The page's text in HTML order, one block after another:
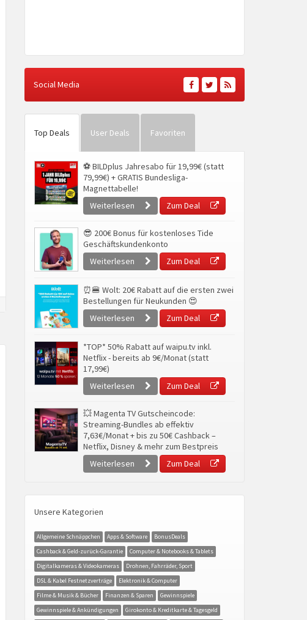
Social Media
Top Deals User Deals Favoriten
⚽ BILDplus Jahresabo für 19,99€ (statt
79,99€) + GRATIS Bundesliga-
Magnettabelle!
Weiterlesen
Zum Deal
😎 200€ Bonus für kostenloses Tide
Geschäftskundenkonto
Weiterlesen
Zum Deal
⏰🍔 Wolt: 20€ Rabatt auf die ersten zwei
Bestellungen für Neukunden 😍
Weiterlesen
Zum Deal
*TOP* 50% Rabatt auf waipu.tv inkl.
Netflix - bereits ab 9€/Monat (statt
17,99€)
Weiterlesen
Zum Deal
💥 Magenta TV Gutscheincode:
Streaming-Bundles ab effektiv
7,63€/Monat + bis zu 50€ Cashback –
Netflix, Disney & mehr zum Bestpreis
Weiterlesen
Zum Deal
Unsere Kategorien
Allgemeine Schnäppchen Apps & Software
BonusDeals
Cashback & Geld-zurück-Garantie
Computer & Notebooks & Tablets
Digitalkameras & Videokameras
Drohnen, Fahrräder, Sport
DSL & Kabel Festnetzverträge
Elektronik & Computer
Filme & Musik & Bücher
Finanzen & Sparen
Gewinnspiele
Gewinnspiele & Ankündigungen
Girokonto & Kreditkarte & Tagesgeld